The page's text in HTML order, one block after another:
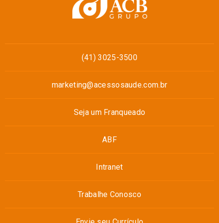
(41) 3025-3500
marketing@acessosaude.com.br
Seja um Franqueado
ABF
Intranet
Trabalhe Conosco